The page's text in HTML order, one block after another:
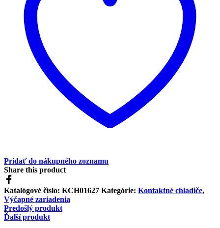
Pridať do nákupného zoznamu
Share this product
Katalógové číslo: KCH01627 Kategórie: Kontaktné chladiče,
Výčapné zariadenia
Predošlý produkt
Ďalší produkt